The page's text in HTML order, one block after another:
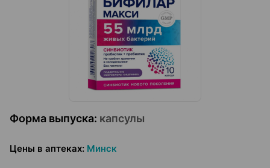
Форма выпуска: капсулы
Цены в аптеках: Минск